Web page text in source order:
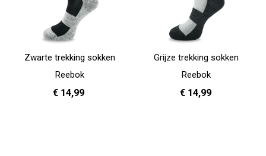
Zwarte trekking sokken
Reebok
€ 14,99
Grijze trekking sokken
Reebok
€ 14,99